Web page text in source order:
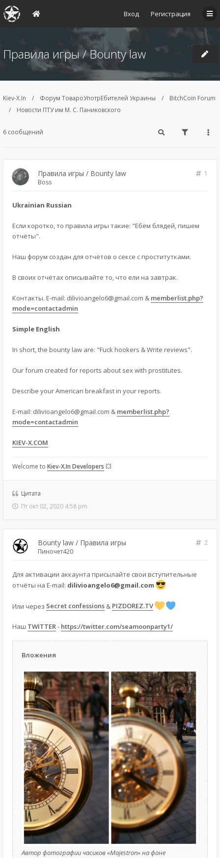
Вход Регистрация
Правила игры / Bounty law
Kiev-X.In Форум ТовароУпотрЕбителей Украины
BitchCoin Forum
Новости ПТУ им М. С. Паниковского
6 сообщений
Правила игры / Bounty law
1
Boss
Ukrainian Russian
Если коротко, то правила игры такие: "Ебём блядей, пишем
отчёты".
Наш форум создан для отчётов о сексе с проститутками.
В своих отчётах описывайте то, что ели на завтрак.
Контакты. E-mail: dilivioangelo6@gmail.com & memberlist.php?
mode=contactadmin
Simple English
In short, the bounty law are: "Fuck hookers & Write reviews".
Our forum created for reports about sex with prostitutes.
Describe your American breakfast in your reports.
E-mail: dilivioangelo6@gmail.com & memberlist.php?
mode=contactadmin
KIEV-X.COM
Welcome to Kiev-X.In Developers 💥
Цитата
Пт окт 02, 2020 4:58 pm
Bounty law / Правила игры
2
Пиночет420
Для активации аккаунта присылайте свои вступительные
отчёты на E-mail: dilivioangelo6@gmail.com
Или через Secret confessions & PIZDOREZ.TV
Наш TWITTER- https://twitter.com/seamoonparty1/
Вложения
Автор фотографии часиков «Majestron» на фоне